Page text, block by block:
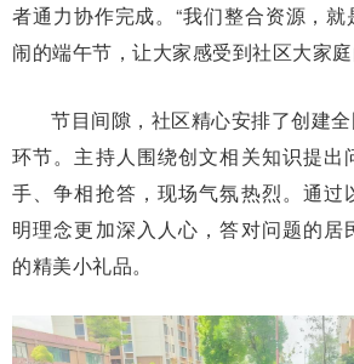
者通力协作完成。“我们整合资源，
闹的端午节，让大家感受到社区大家
节目间隙，社区精心安排了创建
环节。主持人围绕创文相关知识提出
手、争相抢答，现场气氛热烈。通过
明理念更加深入人心，答对问题的居
的精美小礼品。